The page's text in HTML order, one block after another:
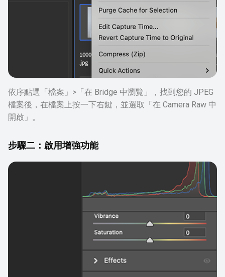
依序點選「檔案」>「在 Bridge 中瀏覽」，找到您的 JPEG
檔案後，在檔案上按一下右鍵，並選取「在 Camera Raw 中
開啟」。
步驟二：啟用增強功能